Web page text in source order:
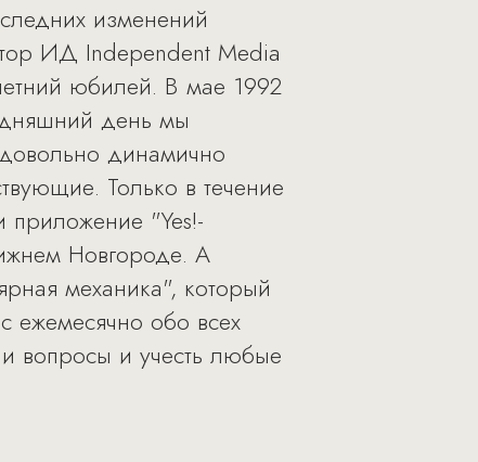
изменений
ИД Independent Media
юбилей. В мае 1992
день мы
динамично
Только в течение
приложение "Yes!-
Новгороде. А
механика", который
ежемесячно обо всех
вопросы и учесть любые